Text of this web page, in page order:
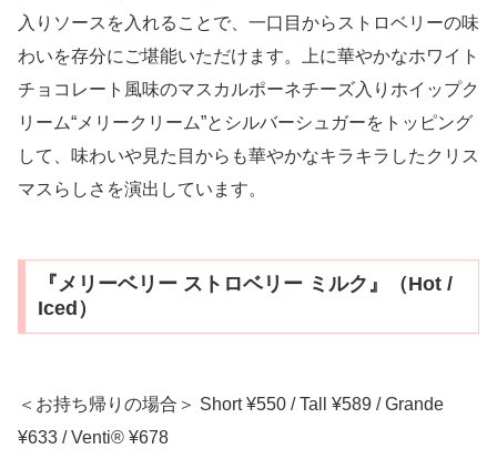
入りソースを入れることで、一口目からストロベリーの味
わいを存分にご堪能いただけます。上に華やかなホワイト
チョコレート風味のマスカルポーネチーズ入りホイップク
リーム“メリークリーム”とシルバーシュガーをトッピング
して、味わいや見た目からも華やかなキラキラしたクリス
マスらしさを演出しています。
『メリーベリー ストロベリー ミルク』（Hot /
Iced）
＜お持ち帰りの場合＞ Short ¥550 / Tall ¥589 / Grande
¥633 / Venti® ¥678